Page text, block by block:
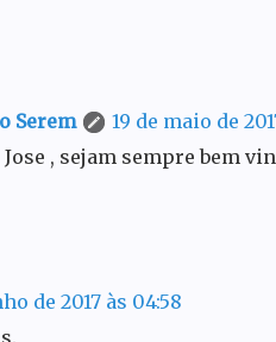
Serem
19 de maio de
, sejam sempre bem
de 2017 às 04:58